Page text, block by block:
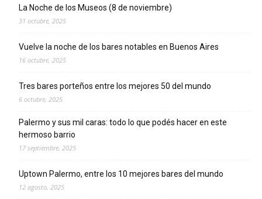
La Noche de los Museos (8 de noviembre)
31 octubre, 2025
Vuelve la noche de los bares notables en Buenos Aires
16 octubre, 2025
Tres bares porteños entre los mejores 50 del mundo
6 octubre, 2025
Palermo y sus mil caras: todo lo que podés hacer en este
hermoso barrio
17 septiembre, 2025
Uptown Palermo, entre los 10 mejores bares del mundo
12 agosto, 2025